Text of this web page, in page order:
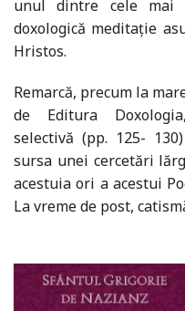
unul dintre cele mai
doxologică meditație
Hristos.
Remarcă, precum la
de Editura
selectivă (pp. 125-
sursa unei cercetări
acestuia ori a acestui
La vreme de post,